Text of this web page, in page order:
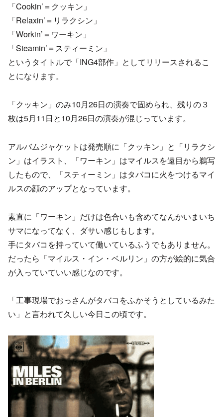
「Cookin’＝クッキン」
「Relaxin’＝リラクシン」
「Workin’＝ワーキン」
「Steamin’＝スティーミン」
というタイトルで「ING4部作」としてリリースされるこ
とになります。
「クッキン」のみ10月26日の演奏で固められ、残りの３
枚は5月11日と10月26日の演奏が混じっています。
アルバムジャケットは発売順に「クッキン」と「リラクシ
ン」はイラスト、「ワーキン」はマイルスを遠目から鵜写
したもので、「スティーミン」はタバコに火をつけるマイ
ルスの顔のアップとなっています。
素直に「ワーキン」だけは色合いも含めてなんかいまいち
サマになってなく、ダサい感じもします。
手にタバコを持っていて働いているふうでもありません。
だったら「マイルス・イン・ベルリン」の方が絵的に気合
が入っていていい感じなのです。
「工事現場でおっさんがタバコをふかそうとしているみた
い」と言われて久しい今日この頃です。